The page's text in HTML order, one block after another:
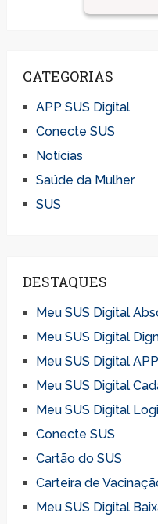
CATEGORIAS
APP SUS Digital
Conecte SUS
Notícias
Saúde da Mulher
SUS
DESTAQUES
Meu SUS Digital
Meu SUS Digital
Meu SUS Digital APP
Meu SUS Digital
Meu SUS Digital
Conecte SUS
Cartão do SUS
Carteira de
Meu SUS Digital